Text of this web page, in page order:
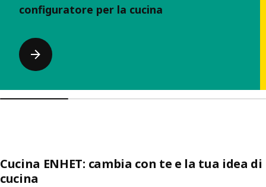
configuratore per la cucina
Cucina ENHET: cambia con te e la tua idea di
cucina